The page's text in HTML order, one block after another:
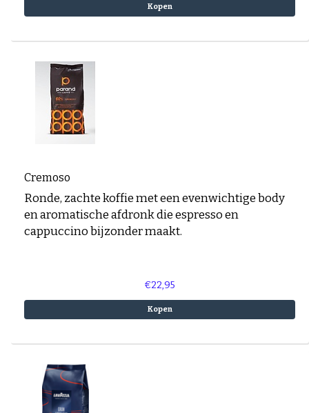
Kopen
Cremoso
Ronde, zachte koffie met een evenwichtige body
en aromatische afdronk die espresso en
cappuccino bijzonder maakt.
€22,95
Kopen